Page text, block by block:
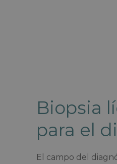
Biopsia
para el
El campo del